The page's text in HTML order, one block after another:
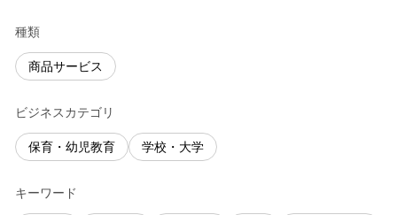
種類
商品サービス
ビジネスカテゴリ
保育・幼児教育 学校・大学
キーワード